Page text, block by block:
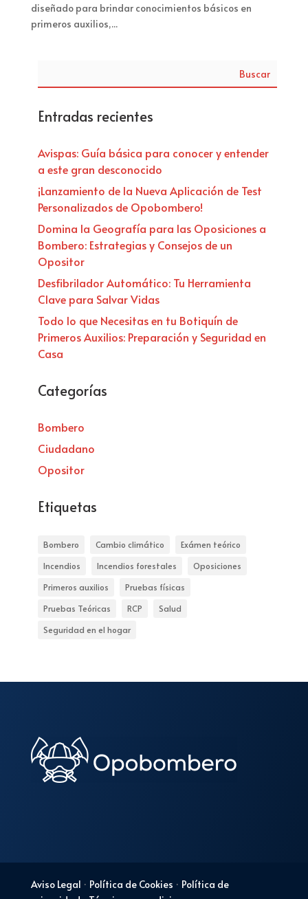
diseñado para brindar conocimientos básicos en
primeros auxilios,...
Buscar
Entradas recientes
Avispas: Guía básica para conocer y entender
a este gran desconocido
¡Lanzamiento de la Nueva Aplicación de Test
Personalizados de Opobombero!
Domina la Geografía para las Oposiciones a
Bombero: Estrategias y Consejos de un
Opositor
Desfibrilador Automático: Tu Herramienta
Clave para Salvar Vidas
Todo lo que Necesitas en tu Botiquín de
Primeros Auxilios: Preparación y Seguridad en
Casa
Categorías
Bombero
Ciudadano
Opositor
Etiquetas
Bombero Cambio climático
Exámen teórico
Incendios
Incendios forestales
Oposiciones
Primeros auxilios
Pruebas físicas
Pruebas Teóricas
RCP
Salud
Seguridad en el hogar
Aviso Legal · Política de Cookies · Política de